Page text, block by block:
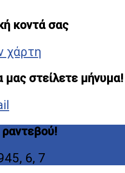
κοντά σας
χάρτη
μας στείλετε μήνυμα!
ραντεβού!
6, 7